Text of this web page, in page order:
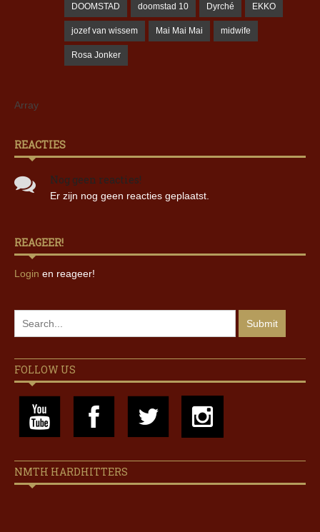
DOOMSTAD doomstad 10 Dyrché EKKO
jozef van wissem Mai Mai Mai midwife
Rosa Jonker
Array
REACTIES
Nog geen reacties!
Er zijn nog geen reacties geplaatst.
REAGEER!
Login en reageer!
FOLLOW US
NMTH HARDHITTERS